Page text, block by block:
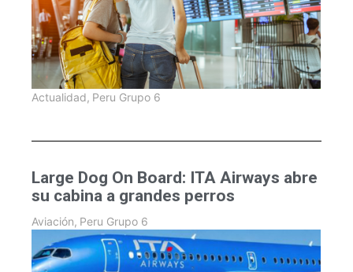
Actualidad, Peru Grupo 6
Large Dog On Board: ITA Airways abre
su cabina a grandes perros
Aviación, Peru Grupo 6